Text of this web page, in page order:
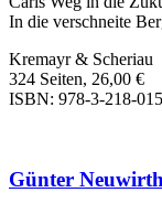
In die verschneite
Kremayr & Scheriau
324 Seiten, 26,00 €
ISBN: 978-3-218-
Günter Neuwirth